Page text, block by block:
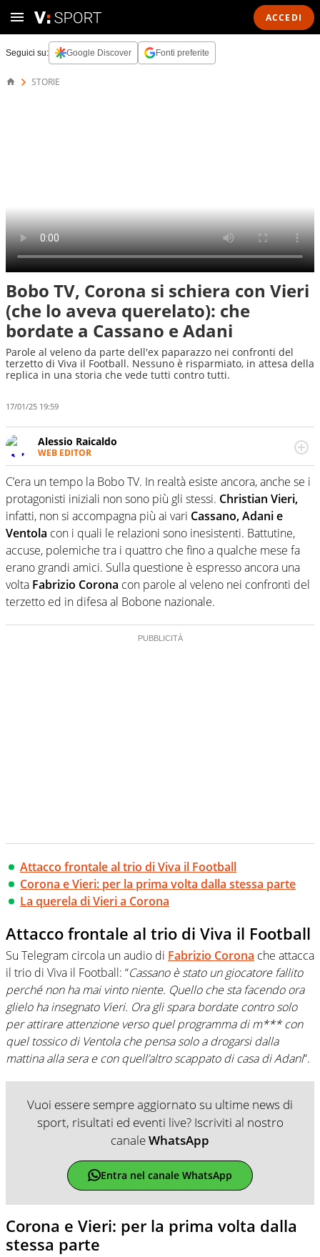
ACCEDI
Seguici su: Google Discover Fonti preferite
STORIE
Bobo TV, Corona si schiera con Vieri
(che lo aveva querelato): che
bordate a Cassano e Adani
Parole al veleno da parte dell'ex paparazzo nei confronti del
terzetto di Viva il Football. Nessuno è risparmiato, in attesa della
replica in una storia che vede tutti contro tutti.
17/01/25 19:59
Alessio Raicaldo
WEB EDITOR
Un figlio che si chiama Diego e la tesi di laurea sugli stadi
di proprietà in Italia. Il calcio quale filo conduttore
irrinunciabile tra passione e professione. Per Virgilio
Sport indaga, approfondisce e scandaglia l'universo
mondo dello sport per antonomasia
C’era un tempo la Bobo TV. In realtà esiste ancora, anche se i
protagonisti iniziali non sono più gli stessi. Christian Vieri,
infatti, non si accompagna più ai vari Cassano, Adani e
Ventola con i quali le relazioni sono inesistenti. Battutine,
accuse, polemiche tra i quattro che fino a qualche mese fa
erano grandi amici. Sulla questione è espresso ancora una
volta Fabrizio Corona con parole al veleno nei confronti del
terzetto ed in difesa al Bobone nazionale.
Attacco frontale al trio di Viva il Football
Corona e Vieri: per la prima volta dalla stessa parte
La querela di Vieri a Corona
Attacco frontale al trio di Viva il Football
Su Telegram circola un audio di Fabrizio Corona che attacca
il trio di Viva il Football: “Cassano è stato un giocatore fallito
perché non ha mai vinto niente. Quello che sta facendo ora
glielo ha insegnato Vieri. Ora gli spara bordate contro solo
per attirare attenzione verso quel programma di m*** con
quel tossico di Ventola che pensa solo a drogarsi dalla
mattina alla sera e con quell’altro scappato di casa di Adani“.
Vuoi essere sempre aggiornato su ultime news di
sport, risultati ed eventi live? Iscriviti al nostro
canaleWhatsApp
Entra nel canale WhatsApp
Corona e Vieri: per la prima volta dalla
stessa parte